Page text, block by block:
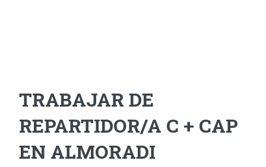
TRABAJAR DE
REPARTIDOR/A C + CAP
EN ALMORADI